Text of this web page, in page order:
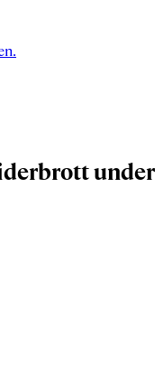
under